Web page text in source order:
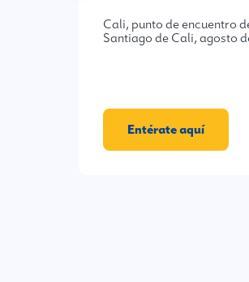
Cali, punto de encuentro
Santiago de Cali, agosto
Entérate aquí